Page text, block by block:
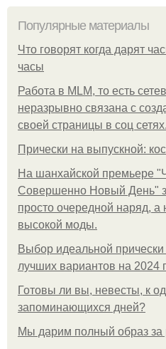
Популярные материалы
Что говорят когда дарят
часы
Работа в MLM, то есть
неразрывно связана с
своей страницы в соц сетях.
Прически на выпускной:
На шанхайской премьере
Совершенно Новый День"
просто очередной наряд,
высокой моды.
Выбор идеальной прически
лучших вариантов на 2024
Готовы ли вы, невесты, к
запоминающихся дней?
Мы дарим полный образ за